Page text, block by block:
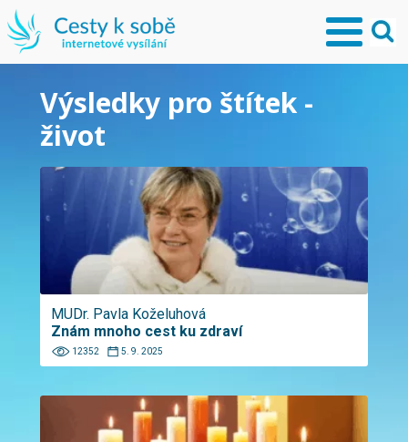
Výsledky pro štítek -
život
MUDr. Pavla Koželuhová
Znám mnoho cest ku zdraví
12352 5. 9. 2025